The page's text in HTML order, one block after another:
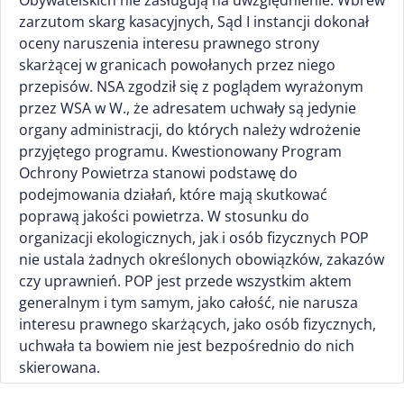
zarzutom skarg kasacyjnych, Sąd I instancji dokonał
oceny naruszenia interesu prawnego strony
skarżącej w granicach powołanych przez niego
przepisów. NSA zgodził się z poglądem wyrażonym
przez WSA w W., że adresatem uchwały są jedynie
organy administracji, do których należy wdrożenie
przyjętego programu. Kwestionowany Program
Ochrony Powietrza stanowi podstawę do
podejmowania działań, które mają skutkować
poprawą jakości powietrza. W stosunku do
organizacji ekologicznych, jak i osób fizycznych POP
nie ustala żadnych określonych obowiązków, zakazów
czy uprawnień. POP jest przede wszystkim aktem
generalnym i tym samym, jako całość, nie narusza
interesu prawnego skarżących, jako osób fizycznych,
uchwała ta bowiem nie jest bezpośrednio do nich
skierowana.